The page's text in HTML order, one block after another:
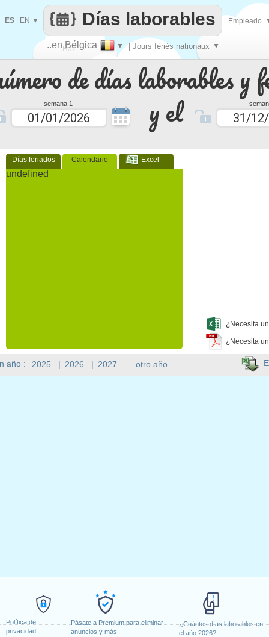
Política de
privacidad
Pásate a Premium para eliminar
anuncios y más
¿Cuántos días laborables en
el año 2026?
de días laborables y
semana 1 y el
Días feriados Calendario Excel
undefined
¿Necesita
¿Necesita
Haz
que
..en Bélgica ▼ | Jours fériés nationaux ▼
Días laborables
ES EN ▼ Empleado
año : 2025 | 2026 | 2027 ..otro año